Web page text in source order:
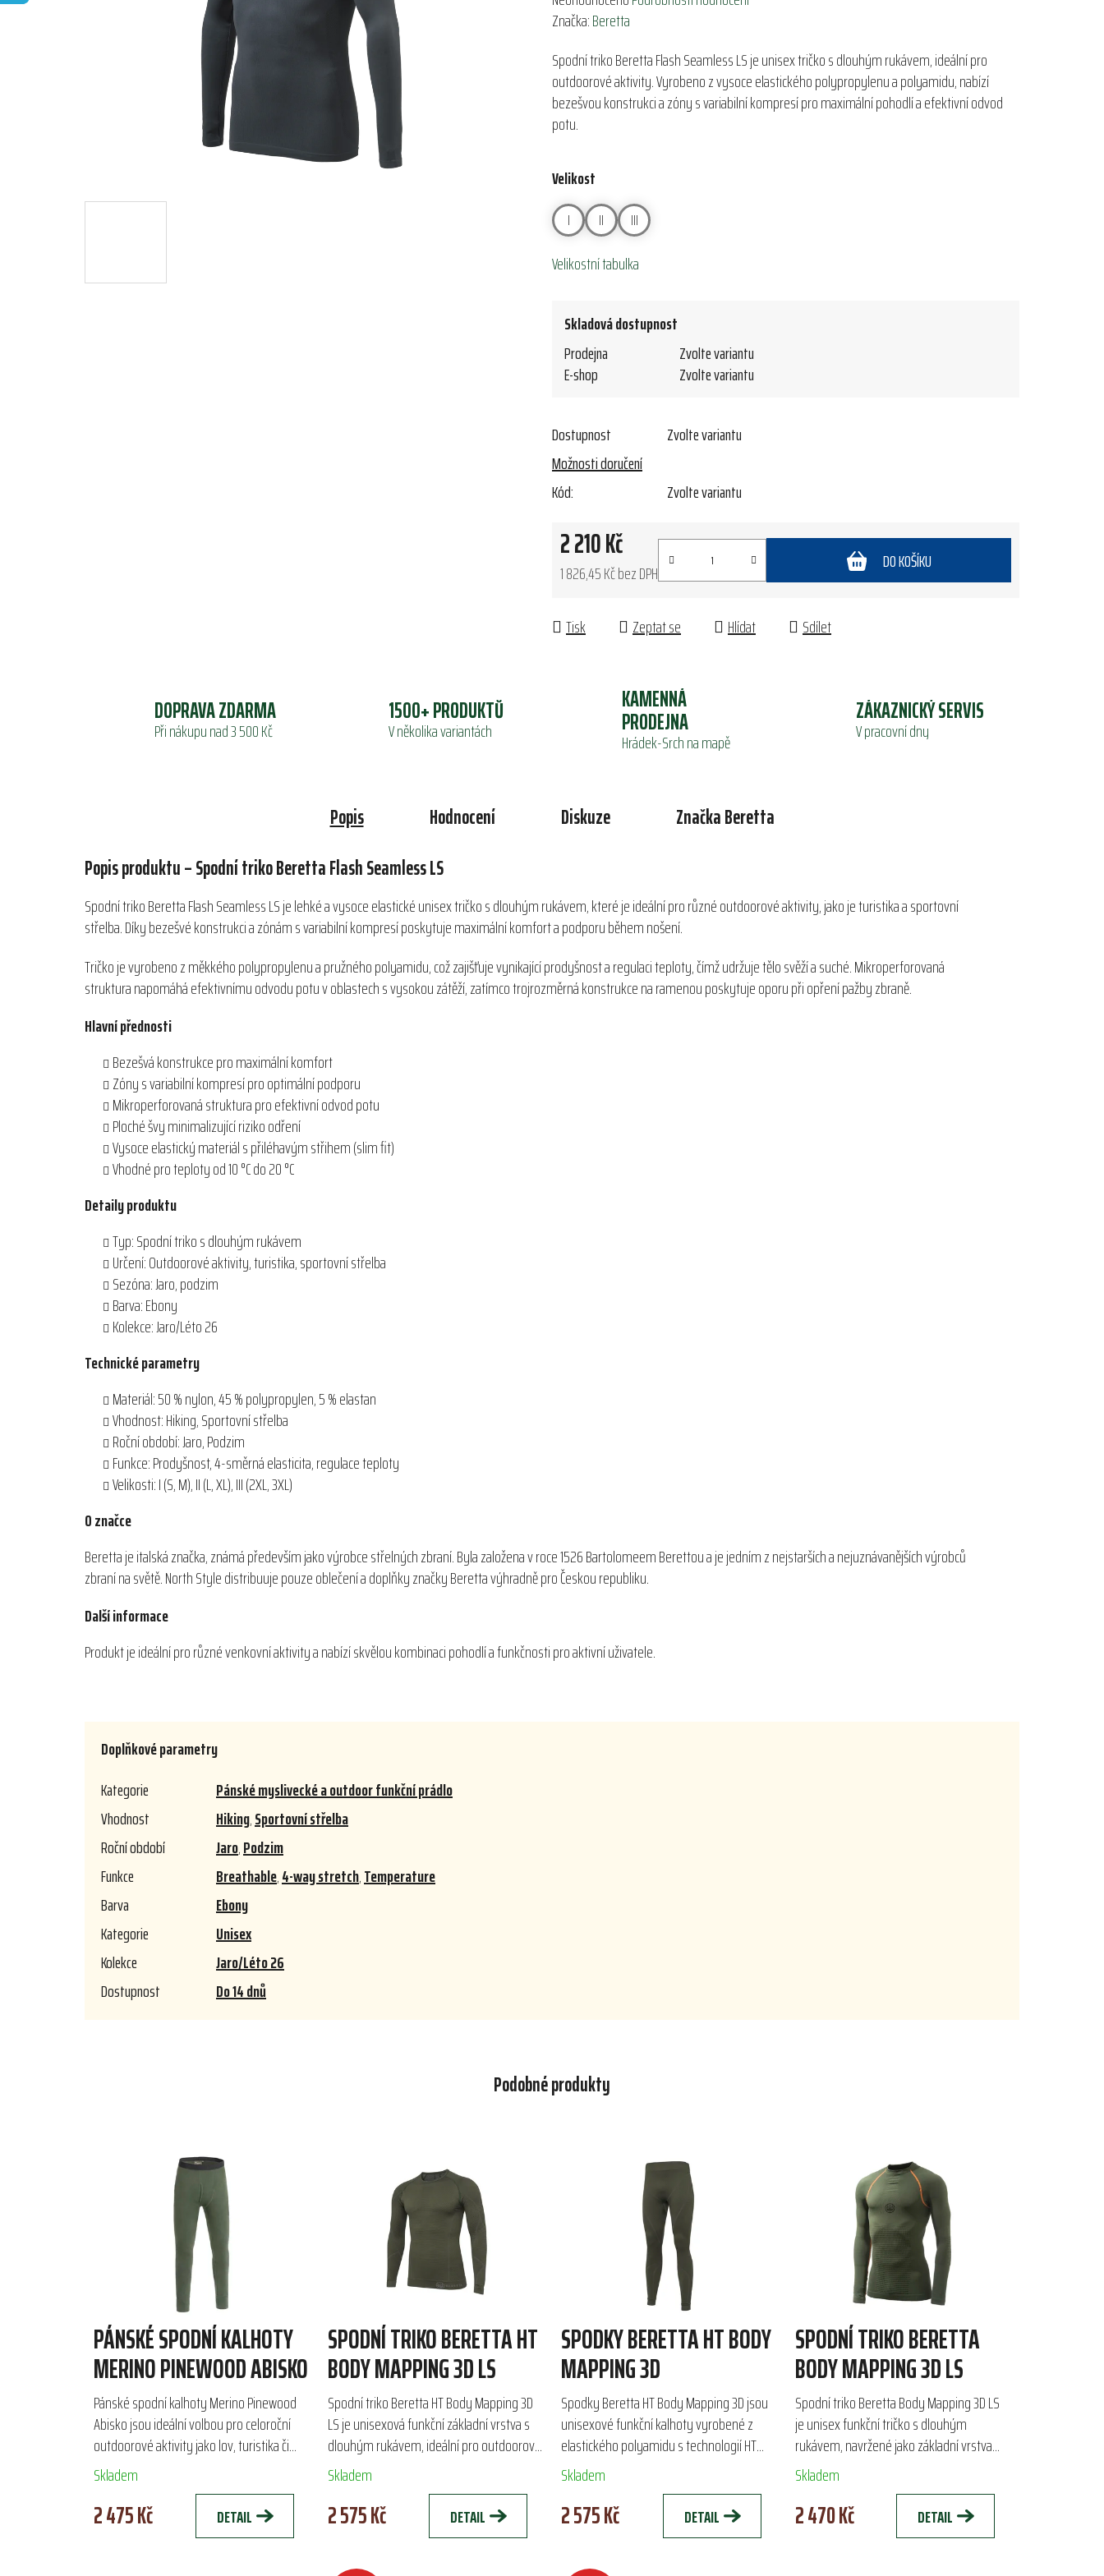
hodnocení
je
0,0
z
5
Značka:Beretta
Spodní triko Beretta Flash Seamless LS je unisex tričko s dlouhým rukávem, ideální pro
outdoorové aktivity. Vyrobeno z vysoce elastického polypropylenu a polyamidu, nabízí
bezešvou konstrukci a zóny s variabilní kompresí pro maximální pohodlí a efektivní odvod
potu.
Velikost
I II III
Velikostní tabulka
Skladová dostupnost
Prodejna
Zvolte variantu
E-shop
Zvolte variantu
Dostupnost
Zvolte variantu
Možnosti doručení
Kód:
Zvolte variantu
2 210 Kč
1 826,45 Kč bez DPH
DO KOŠÍKU
Tisk Zeptat se Hlídat Sdílet
DOPRAVA ZDARMA
Při nákupu nad 3 500 Kč
1500+ PRODUKTŮ
V několika variantách
KAMENNÁ
PRODEJNA
Hrádek-Srch na mapě
ZÁKAZNICKÝ SERVIS
V pracovní dny
Popis Hodnocení Diskuze ZnačkaBeretta
Popis produktu – Spodní triko Beretta Flash Seamless LS
Spodní triko Beretta Flash Seamless LS je lehké a vysoce elastické unisex tričko s dlouhým rukávem, které je ideální pro různé outdoorové aktivity, jako je turistika a sportovní
střelba. Díky bezešvé konstrukci a zónám s variabilní kompresí poskytuje maximální komfort a podporu během nošení.
Tričko je vyrobeno z měkkého polypropylenu a pružného polyamidu, což zajišťuje vynikající prodyšnost a regulaci teploty, čímž udržuje tělo svěží a suché. Mikroperforovaná
struktura napomáhá efektivnímu odvodu potu v oblastech s vysokou zátěží, zatímco trojrozměrná konstrukce na ramenou poskytuje oporu při opření pažby zbraně.
Hlavní přednosti
Bezešvá konstrukce pro maximální komfort
Zóny s variabilní kompresí pro optimální podporu
Mikroperforovaná struktura pro efektivní odvod potu
Ploché švy minimalizující riziko odření
Vysoce elastický materiál s přiléhavým střihem (slim fit)
Vhodné pro teploty od 10 °C do 20 °C
Detaily produktu
Typ: Spodní triko s dlouhým rukávem
Určení: Outdoorové aktivity, turistika, sportovní střelba
Sezóna: Jaro, podzim
Barva: Ebony
Kolekce: Jaro/Léto 26
Technické parametry
Materiál: 50 % nylon, 45 % polypropylen, 5 % elastan
Vhodnost: Hiking, Sportovní střelba
Roční období: Jaro, Podzim
Funkce: Prodyšnost, 4-směrná elasticita, regulace teploty
Velikosti: I (S, M), II (L, XL), III (2XL, 3XL)
O značce
Beretta je italská značka, známá především jako výrobce střelných zbraní. Byla založena v roce 1526 Bartolomeem Berettou a je jedním z nejstarších a nejuznávanějších výrobců
zbraní na světě. North Style distribuuje pouze oblečení a doplňky značky Beretta výhradně pro Českou republiku.
Další informace
Produkt je ideální pro různé venkovní aktivity a nabízí skvělou kombinaci pohodlí a funkčnosti pro aktivní uživatele.
Doplňkové parametry
Kategorie
Pánské myslivecké a outdoor funkční prádlo
Vhodnost
Hiking,Sportovní střelba
Roční období
Jaro,Podzim
Funkce
Breathable,4-way stretch,Temperature
Barva
Ebony
Kategorie
Unisex
Kolekce
Jaro/Léto 26
Dostupnost
Do 14 dnů
Podobné produkty
PÁNSKÉ SPODNÍ KALHOTY
MERINO PINEWOOD ABISKO
Pánské spodní kalhoty Merino Pinewood
Abisko jsou ideální volbou pro celoroční
outdoorové aktivity jako lov, turistika či
lyžování. Vyrobeny z kombinace Merino
vlny a bambusové...
Skladem
2 475 Kč DETAIL
SPODNÍ TRIKO BERETTA HT
BODY MAPPING 3D LS
Spodní triko Beretta HT Body Mapping 3D
LS je unisexová funkční základní vrstva s
dlouhým rukávem, ideální pro outdoorové
aktivity jako lov a turistika. Díky technologii
Sensil®...
Skladem
2 575 Kč DETAIL
SPODKY BERETTA HT BODY
MAPPING 3D
Spodky Beretta HT Body Mapping 3D jsou
unisexové funkční kalhoty vyrobené z
elastického polyamidu s technologií HT
Body Mapping 3D. Tyto kalhoty zajišťují
vysokou pružnost,...
Skladem
2 575 Kč DETAIL
SPODNÍ TRIKO BERETTA
BODY MAPPING 3D LS
Spodní triko Beretta Body Mapping 3D LS
je unisex funkční tričko s dlouhým
rukávem, navržené jako základní vrstva
pro outdoorové aktivity, lov a sportovní
střelbu. Kombinace...
Skladem
2 470 Kč DETAIL